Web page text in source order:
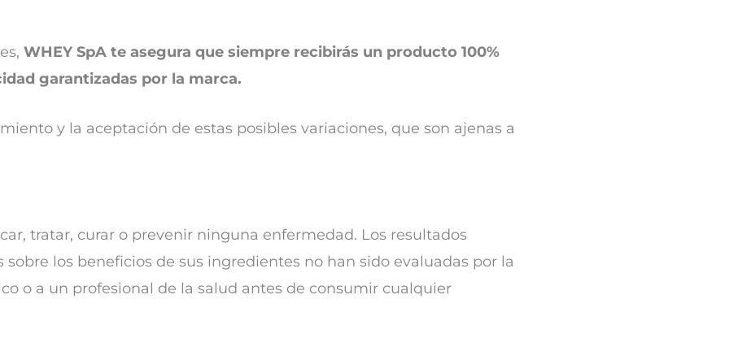
WHEY SpA te asegura que siempre recibirás un producto 100%
garantizadas por la marca.
y la aceptación de estas posibles variaciones, que son ajenas a
tratar, curar o prevenir ninguna enfermedad. Los resultados
los beneficios de sus ingredientes no han sido evaluadas por la
o a un profesional de la salud antes de consumir cualquier